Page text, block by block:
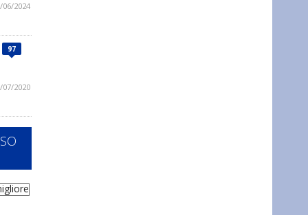
06/2024
97
07/2020